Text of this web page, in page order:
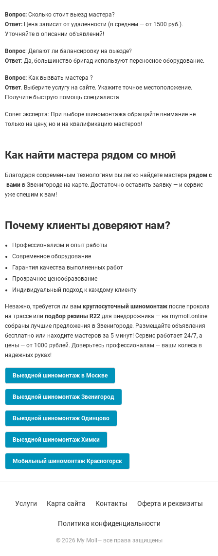
Вопрос: Сколько стоит выезд мастера?
Ответ: Цена зависит от удаленности (в среднем — от 1500 руб.).
Уточняйте в описании объявлений!
Вопрос: Делают ли балансировку на выезде?
Ответ: Да, большинство бригад используют переносное оборудование.
Вопрос: Как вызвать мастера ?
Ответ. Выберите услугу на сайте. Укажите точное местоположение.
Получите быструю помощь специалиста
Совет эксперта: При выборе шиномонтажа обращайте внимание не
только на цену, но и на квалификацию мастеров!
Как найти мастера рядом со мной
Благодаря современным технологиям вы легко найдете мастера рядом с
вами в Звенигороде на карте. Достаточно оставить заявку — и сервис
уже спешим к вам!
Почему клиенты доверяют нам?
Профессионализм и опыт работы
Современное оборудование
Гарантия качества выполненных работ
Прозрачное ценообразование
Индивидуальный подход к каждому клиенту
Неважно, требуется ли вам круглосуточный шиномонтаж после прокола
на трассе или подбор резины R22 для внедорожника — на mymoll.online
собраны лучшие предложения в Звенигороде. Размещайте объявления
бесплатно или находите мастеров за 5 минут! Сервис работает 24/7, а
цены — от 1000 рублей. Доверьтесь профессионалам — ваши колеса в
надежных руках!
Выездной шиномонтаж в Москве
Выездной шиномонтаж Звенигород
Выездной шиномонтаж Одинцово
Выездной шиномонтаж Химки
Мобильный шиномонтаж Красногорск
© 2026 My Moll— все права защищены
Услуги Карта сайта Контакты Оферта и реквизиты
Политика конфиденциальности